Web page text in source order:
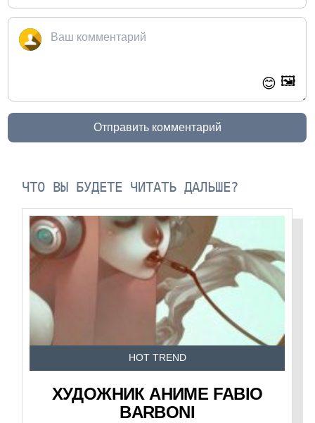
😊 🖼️
Отправить комментарий
ЧТО ВЫ БУДЕТЕ ЧИТАТЬ ДАЛЬШЕ?
HOT TREND
ХУДОЖНИК АНИМЕ FABIO
BARBONI